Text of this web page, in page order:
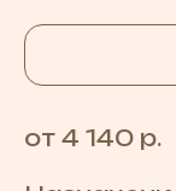
от 4 140 р.